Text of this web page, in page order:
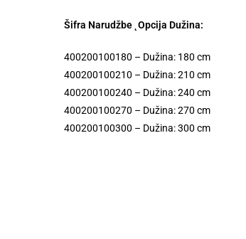
Šifra Narudžbe ˛Opcija Dužina:
400200100180 – Dužina: 180 cm
400200100210 – Dužina: 210 cm
400200100240 – Dužina: 240 cm
400200100270 – Dužina: 270 cm
400200100300 – Dužina: 300 cm